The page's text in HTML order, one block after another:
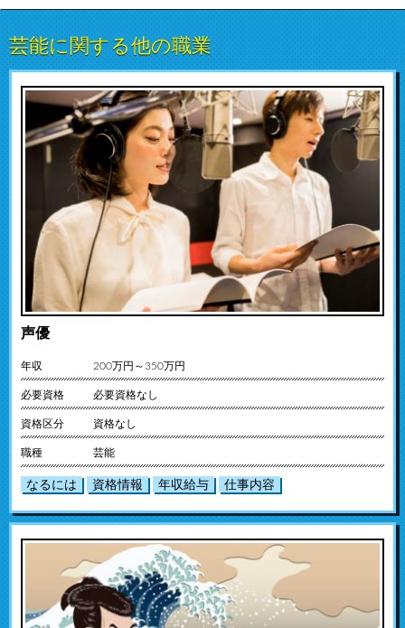
芸能に関する他の職業
声優
年収 200万円～350万円
必要資格 必要資格なし
資格区分 資格なし
職種 芸能
なるには 資格情報 年収給与 仕事内容